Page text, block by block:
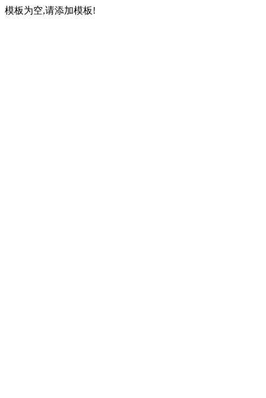
模板为空,请添加模板!